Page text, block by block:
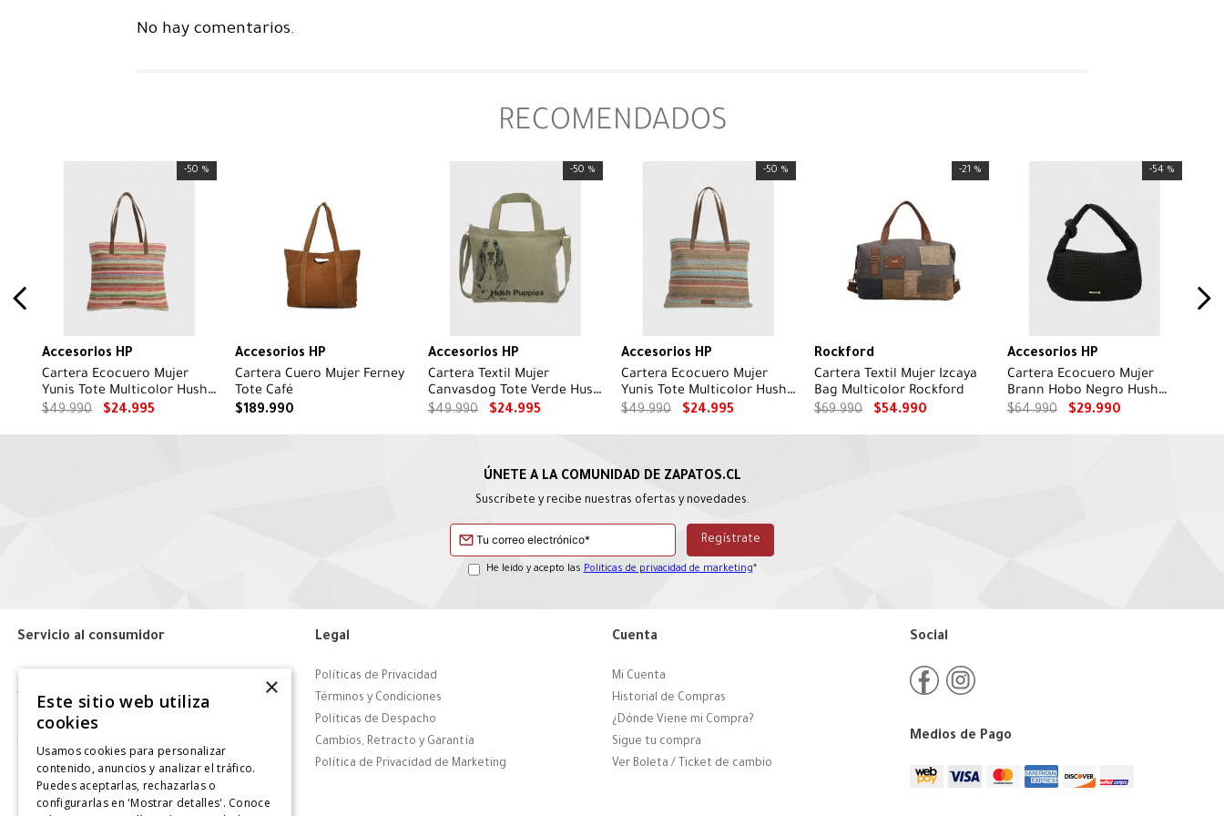
No hay comentarios.
RECOMENDADOS
-50 %
Accesorios HP
Cartera Ecocuero Mujer
Yunis Tote Multicolor Hush
Puppies
$49.990 $24.995
Accesorios HP
Cartera Cuero Mujer Ferney
Tote Café
$189.990
-50 %
Accesorios HP
Cartera Textil Mujer
Canvasdog Tote Verde Hush
Puppies
$49.990 $24.995
-50 %
Accesorios HP
Cartera Ecocuero Mujer
Yunis Tote Multicolor Hush
Puppies
$49.990 $24.995
-21 %
Rockford
Cartera Textil Mujer Izcaya
Bag Multicolor Rockford
$69.990 $54.990
-54 %
Accesorios HP
Cartera Ecocuero Mujer
Brann Hobo Negro Hush
Puppies
$64.990 $29.990
Suscríbete y recibe nuestras ofertas y novedades.
He leído y acepto las Políticas de privacidad de marketing*
Servicio al consumidor
Tiendas
Contáctanos
Giftcard
Solicitar Factura
CyberDay
Legal
Políticas de Privacidad
Términos y Condiciones
Políticas de Despacho
Cambios, Retracto y Garantía
Política de Privacidad de Marketing
Cuenta
Mi Cuenta
Historial de Compras
¿Dónde Viene mi Compra?
Sigue tu compra
Ver Boleta / Ticket de cambio
Social
Medios de Pago
×
Este sitio web utiliza
cookies
Usamos cookies para personalizar
contenido, anuncios y analizar el tráfico.
Puedes aceptarlas, rechazarlas o
configurarlas en 'Mostrar detalles'. Conoce